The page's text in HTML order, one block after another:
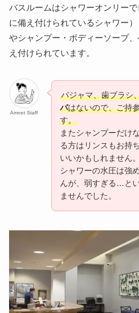
バスルームはシャワーオンリー
に備え付けられているシャワー
やシャンプー・ボディーソープ
え付けられています。
Amnet Staff
パジャマ、歯ブラシ
パはないので、ご持
す。
またシャンプーだけ
る方はリンスもお持
いいかもしれません。
シャワーの水圧は強
んが、弱すぎる…と
ませんでした。